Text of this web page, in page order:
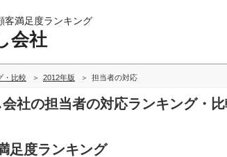
客満足度ランキング
会社
・比較 2012年版 担当者の対応
会社の担当者の対応ランキング・
足度ランキング